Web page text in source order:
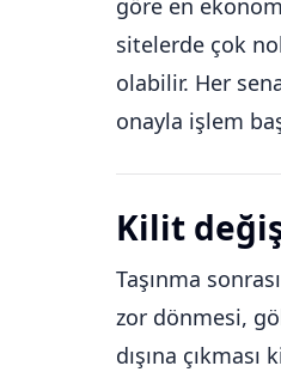
göre en
sitelerde çok
olabilir. Her
onayla işlem
Kilit
Taşınma
zor dönmesi,
dışına